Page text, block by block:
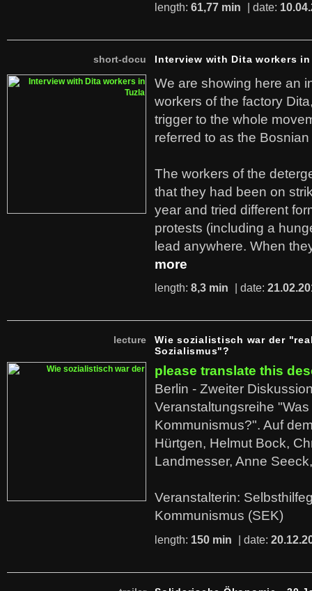
length: 61,77 min | date:
short-docu Interview with Dita workers in
We are showing here an
workers of the factory
trigger to the whole
referred to as the
The workers of the
that they had been on
year and tried different
protests (including a
lead anywhere. When
more
length: 8,3 min | date:
lecture
Wie sozialistisch war der
Sozialismus"?
please translate this
Berlin - Zweiter
Veranstaltungsreihe "Was
Kommunismus?". Auf
Hürtgen, Helmut Bock,
Landmesser, Anne
Veranstalterin:
Kommunismus (SEK)
length: 150 min | date: